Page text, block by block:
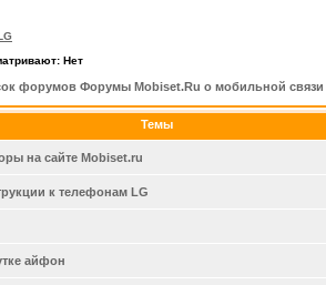
Нет
форумов Форумы Mobiset.Ru о мобильной связи
Темы
на сайте Mobiset.ru
к телефонам LG
айфон